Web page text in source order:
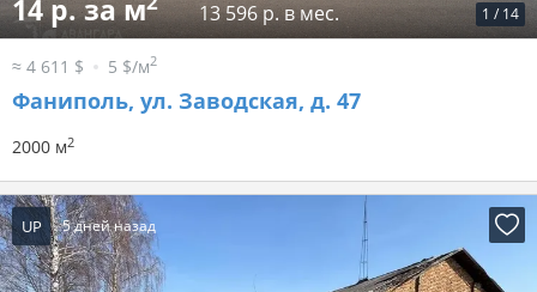
1 / 14
14 р. за м 13 596 р. в мес.
≈ 4 611 $ 5 $/м2
Фаниполь, ул. Заводская, д. 47
2000 м2
UP 5 дней назад